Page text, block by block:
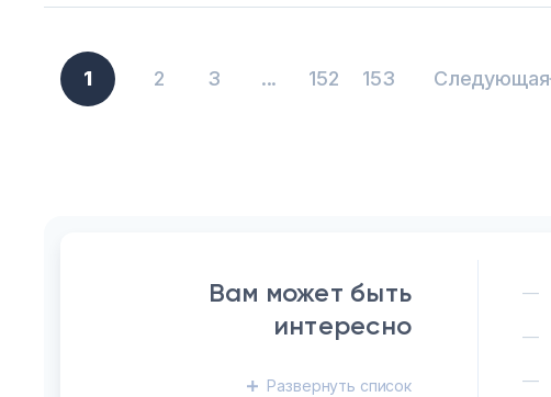
1 2 3 ... 152 153 Следующая
Вам может быть
интересно
Развернуть список